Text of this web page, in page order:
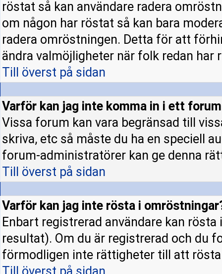
röstat så kan användare radera
om någon har röstat så kan bara
radera omröstningen. Detta för att
ändra valmöjligheter när folk redan har
Till överst på sidan
Varför kan jag inte komma in i ett
Vissa forum kan vara begränsad till
skriva, etc så måste du ha en speciell
forum-administratörer kan ge denna
Till överst på sidan
Varför kan jag inte rösta i
Enbart registrerad användare kan
resultat). Om du är registrerad och du
förmodligen inte rättigheter till att